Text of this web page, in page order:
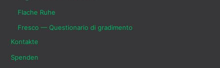
Flache Ruhe
Fresco — Questionario di gradimento
Kontakte
Spenden